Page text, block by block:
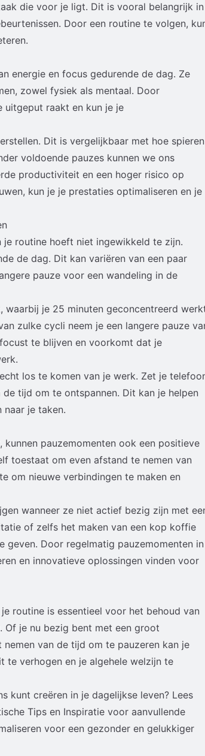
die voor je ligt. Dit is vooral belangrijk in
Door een routine te volgen,
energie en focus gedurende de dag. Ze
zowel fysiek als mentaal. Door
uitgeput raakt en kun je je
Dit is vergelijkbaar met hoe spieren
voldoende pauzes kunnen we ons
productiviteit en een hoger risico op
kun je je prestaties optimaliseren en je
routine hoeft niet ingewikkeld te zijn.
de dag. Dit kan variëren van een paar
pauze voor een wandeling in de
waarbij je 25 minuten geconcentreerd
zulke cycli neem je een langere pauze
te blijven en voorkomt dat je
los te komen van je werk. Zet je
tijd om te ontspannen. Dit kan je helpen
je taken.
pauzemomenten ook een positieve
toestaat om even afstand te nemen van
om nieuwe verbindingen te maken en
wanneer ze niet actief bezig zijn met
of zelfs het maken van een kop koffie
Door regelmatig pauzemomenten in
en innovatieve oplossingen vinden voor
routine is essentieel voor het behoud van
Of je nu bezig bent met een groot
van de tijd om te pauzeren kan je
te verhogen en je algehele welzijn te
kunt creëren in je dagelijkse leven? Lees
Tips en Inspiratie voor aanvullende
voor een gezonder en gelukkiger